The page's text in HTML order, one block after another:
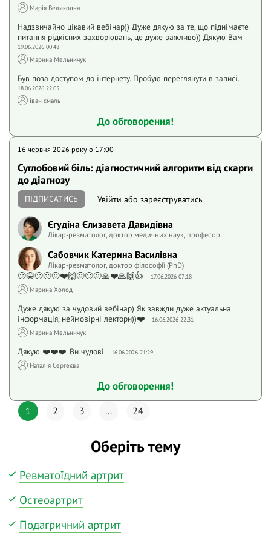
Марія Великодна
Надзвичайно цікавий вебінар)) Дуже дякую за те, що піднімаєте
питання рідкісних захворювань, це дуже важливо)) Дякую Вам
19.06.2026 00:48
Марина Мельничук
Був поза доступом до інтернету. Пробую переглянути в записі.
18.06.2026 22:05
іван смаль
До обговорення!
16 червня 2026 року o 17:00
Суглобовий біль: діагностичний алгоритм від скарги
до діагнозу
ПІДПИСАТИСЬ Увійти або зареєструватись
Єгудіна Єлизавета Давидівна
Лікар-ревматолог, доктор медичних наук, професор
Сабовчик Катерина Василівна
Лікар-ревматолог, доктор філософії (PhD)
🙂😂🙂🙂🙂❤️🙌🙂🙂🙂🙏❤️🙏🙌👍 17.06.2026 07:18
Марина Холод
Дуже дякую за чудовий вебінар) Як завжди дуже актуальна
інформація, неймовірні лектори))❤️
16.06.2026 22:31
Марина Мельничук
Дякую ❤️❤️❤️. Ви чудові 16.06.2026 21:29
Наталія Сергеєва
До обговорення!
1 2 3 ... 24
Оберіть тему
Ревматоїдний артрит
Остеоартрит
Подагричний артрит